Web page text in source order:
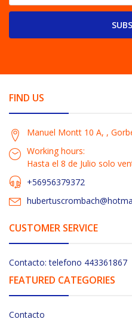
FIND US
Manuel Montt 10 A, ,
Working hours:
Hasta el 8 de Julio solo
+56956379372
CUSTOMER SERVICE
Contacto: telefono 443361867
FEATURED CATEGORIES
Contacto